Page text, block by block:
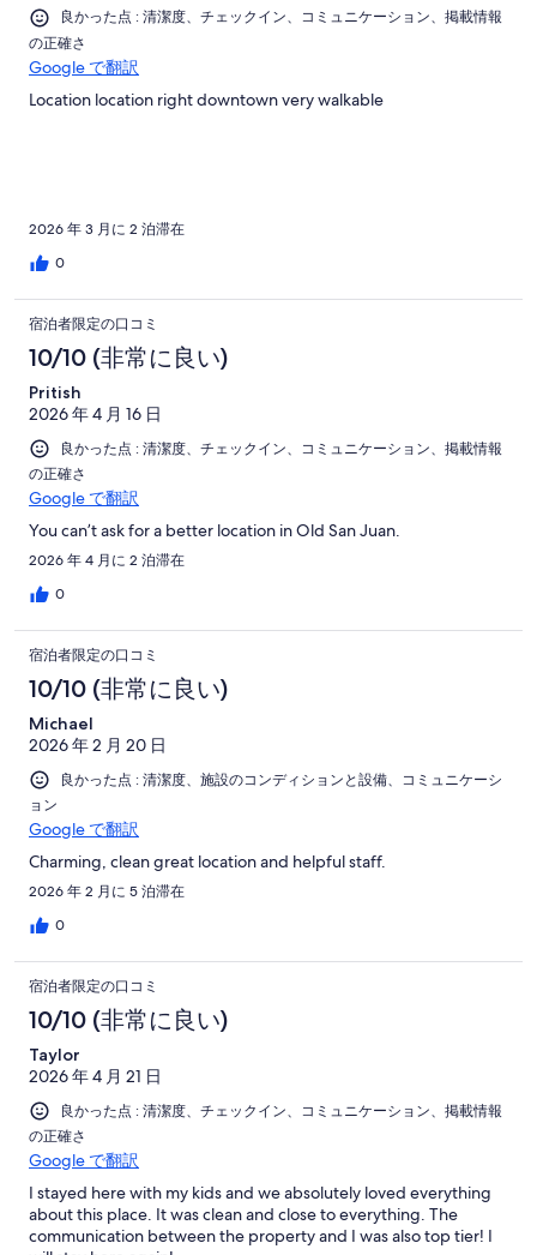
良かった点 : 清潔度、チェックイン、コミュニケーション、掲載情報
の正確さ
Google で翻訳
Location location right downtown very walkable
2026 年 3 月に 2 泊滞在
0
宿泊者限定の口コミ
10/10 (非常に良い)
Pritish
2026 年 4 月 16 日
良かった点 : 清潔度、チェックイン、コミュニケーション、掲載情報
の正確さ
Google で翻訳
You can’t ask for a better location in Old San Juan.
2026 年 4 月に 2 泊滞在
0
宿泊者限定の口コミ
10/10 (非常に良い)
Michael
2026 年 2 月 20 日
良かった点 : 清潔度、施設のコンディションと設備、コミュニケーシ
ョン
Google で翻訳
Charming, clean great location and helpful staff.
2026 年 2 月に 5 泊滞在
0
宿泊者限定の口コミ
10/10 (非常に良い)
Taylor
2026 年 4 月 21 日
良かった点 : 清潔度、チェックイン、コミュニケーション、掲載情報
の正確さ
Google で翻訳
I stayed here with my kids and we absolutely loved everything
about this place. It was clean and close to everything. The
communication between the property and I was also top tier! I